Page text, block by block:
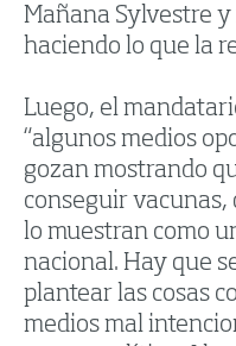
Mañana Sylvestre y
haciendo lo que la
Luego, el
“algunos medios
gozan mostrando
conseguir vacunas,
lo muestran como
nacional. Hay que
plantear las cosas
medios mal